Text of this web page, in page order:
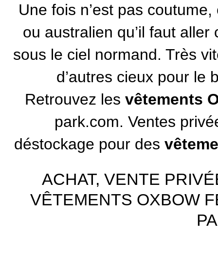
Une fois n’est pas
ou australien qu’il faut aller
sous le ciel normand. Très
d’autres cieux pour le
Retrouvez les vêtements
park.com. Ventes
déstockage pour des
ACHAT, VENTE
VÊTEMENTS OXBOW